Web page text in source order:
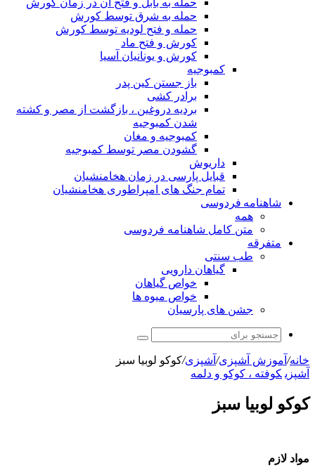
حمله به بابل و فتح آن در زمان کورش
حمله به شرق توسط کورش
حمله و فتح لودیه توسط کورش
کورش و فتح ماد
کورش و یونانیان آسیا
کمبوجیه
باز جستن کین پدر
برادر کشی
بردیه دروغین ، بازگشت از مصر و کشته
شدن کمبوجیه
کمبوجیه و مغان
گشودن مصر توسط کمبوجیه
داریوش
قبایل پارسی در زمان هخامنشیان
تمام جنگ های امپراطوری هخامنشیان
شاهنامه فردوسی
همه
متن کامل شاهنامه فردوسی
متفرقه
طب سنتی
گیاهان دارویی
خواص گیاهان
خواص میوه ها
جشن های پارسیان
جستجو
برای
خانه/ آموزش آشپزی/ آشپزی/کوکو لوبیا سبز
آشپزی کوفته ، کوکو و دلمه
کوکو لوبیا سبز
مواد لازم